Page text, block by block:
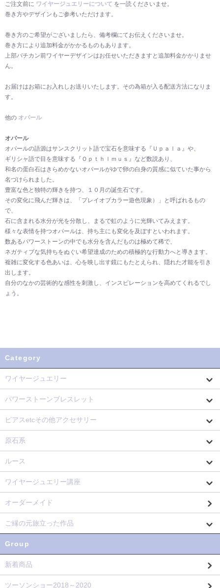
ご注文前に ワイヤージュエリーについて を一読くださいませ。
巻き方やデザインもご参考いただけます。
巻き方のご希望がございましたら、備考欄にてお伝えくださいませ。
巻き方により追加料金がかかるものもあります。
上部バチカン前ワイヤーデザインはお任せいただきますと追加料金かかりませ
ん。
お届けはお箱にお入れしお送りいたします。その為箱が入る配送方法になりま
す。
他の オパール
オパール
オパールの語源はサンスクリット語で宝石を意味する『Ｕｐａｌａ』や、
ギリシャ語で目を意味する『Ｏｐｔｈｌｍｕｓ』など数説あり、
和名の蛋白石はきらめかないオパールがゆで卵の白身の質感に似ていた事から
名づけられました。
豊富な色と独特の輝きを持つ、１０月の誕生石です。
その変化に飛んだ輝きは、「プレイオブカラー遊色現象）」と呼ばれるもの
で、
石に含まれる水分が光を分散し、まるで虹のように光輝いてみえます。
様々な表情を持つオパールは、持ち主にも変化を及ぼすといわれます。
数あるパワーストーンの中でも水分を含んだものは極めて稀で、
ネガティブな気持ちをぬぐい希望達成のための積極的な行動力へと導きます。
複雑に変化する色あいは、心を映し出す鏡にもたとえられ、隠れた才能を引き
出します。
自分のなかの芸術的な感性を刺激し、インスピレーションを高めてくれるでし
ょう。
Category
ワイヤージュエリー
パワーストーンブレスレット
ピアスetcその他アクセサリー
原石系
ルース
ワイヤージュエリー講座
オーダーメイド
ご縁の元旅立った作品
Group
新着商品
ツーソンショー2018～2020